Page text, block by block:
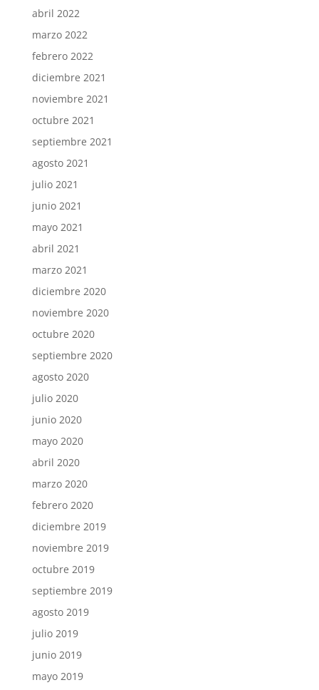
abril 2022
marzo 2022
febrero 2022
diciembre 2021
noviembre 2021
octubre 2021
septiembre 2021
agosto 2021
julio 2021
junio 2021
mayo 2021
abril 2021
marzo 2021
diciembre 2020
noviembre 2020
octubre 2020
septiembre 2020
agosto 2020
julio 2020
junio 2020
mayo 2020
abril 2020
marzo 2020
febrero 2020
diciembre 2019
noviembre 2019
octubre 2019
septiembre 2019
agosto 2019
julio 2019
junio 2019
mayo 2019